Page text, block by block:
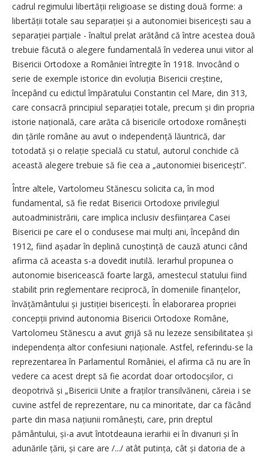
cadrul regimului liber­tății religioase se disting două forme: a
libertății totale sau separației și a auto­nomiei bisericești sau a
sepa­ra­ției parțiale - înaltul prelat arătând că între acestea două
trebuie fă­cută o alegere fundamentală în ve­derea unui viitor al
Bisericii Ortodoxe a României întregite în 1918. Invocând o
serie de exemple istorice din evoluția Bisericii creștine,
începând cu edictul împăratului Constantin cel Mare, din 313,
care consacră principiul sepa­ra­ției totale, precum și din propria
istorie națio­nală, care arăta că bisericile ortodoxe românești
din ță­rile române au avut o indepen­dență lăuntrică, dar
totodată și o relație specială cu statul, autorul conchide că
această alegere trebuie să fie cea a „autonomiei bise­ricești”.
Între altele, Vartolomeu Stănescu solicita ca, în mod
fundamental, să fie redat Bisericii Ortodoxe privilegiul
autoadministrării, care implica inclusiv desființarea Casei
Bisericii pe care el o condusese mai mulți ani, începând din
1912, fiind așadar în deplină cunoștință de cauză atunci când
afirma că aceasta s-a dovedit inutilă. Ierarhul propunea o
autonomie bisericească foarte largă, amestecul statului fiind
stabilit prin reglementare reciprocă, în domeniile finan­țelor,
învățământului și justi­ției biseri­cești. În elaborarea propriei
concep­ții privind autonomia Bisericii Ortodoxe Române,
Vartolomeu Stănescu a avut grijă să nu lezeze sensibilitatea și
indepen­dența altor con­fesiuni naționale. Astfel, referindu-se la
reprezentarea în Parla­mentul României, el afir­ma că nu are în
vedere ca acest drept să fie acordat doar ortodoc­șilor, ci
deopotrivă și „Bisericii Unite a fraților transilvăneni, căreia i se
cuvine astfel de reprezentare, nu ca minoritate, dar ca făcând
parte din masa națiunii ro­mâ­nești, care, prin dreptul
pământului, și-a avut întotdeauna ierarhii ei în divanuri și în
adunările țării, și care are /.../ atât putința, cât și datoria de a